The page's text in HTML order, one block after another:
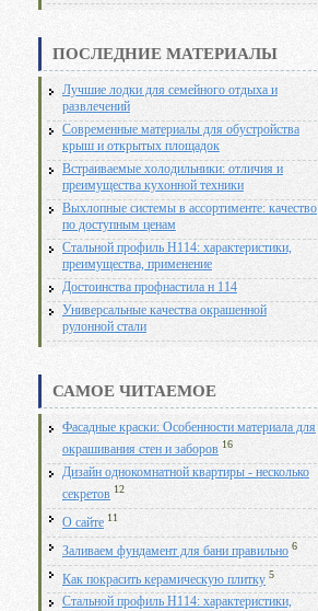
ПОСЛЕДНИЕ МАТЕРИАЛЫ
Лучшие лодки для семейного отдыха и
развлечений
Современные материалы для обустройства
крыш и открытых площадок
Встраиваемые холодильники: отличия и
преимущества кухонной техники
Выхлопные системы в ассортименте: качество
по доступным ценам
Стальной профиль Н114: характеристики,
преимущества, применение
Достоинства профнастила н 114
Универсальные качества окрашенной
рулонной стали
САМОЕ ЧИТАЕМОЕ
Фасадные краски: Особенности материала для
окрашивания стен и заборов 16
Дизайн однокомнатной квартиры - несколько
секретов 12
О сайте 11
Заливаем фундамент для бани правильно 6
Как покрасить керамическую плитку 5
Стальной профиль Н114: характеристики,